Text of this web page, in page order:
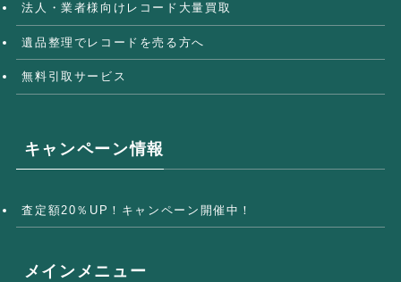
法人・業者様向けレコード大量買取
遺品整理でレコードを売る方へ
無料引取サービス
キャンペーン情報
査定額20％UP！キャンペーン開催中！
メインメニュー